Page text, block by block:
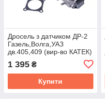
Дросель з датчиком ДР-2
Газель,Волга,УАЗ
дв.405,409 (вир-во КАТЕК)
1 395 ₴
Купити